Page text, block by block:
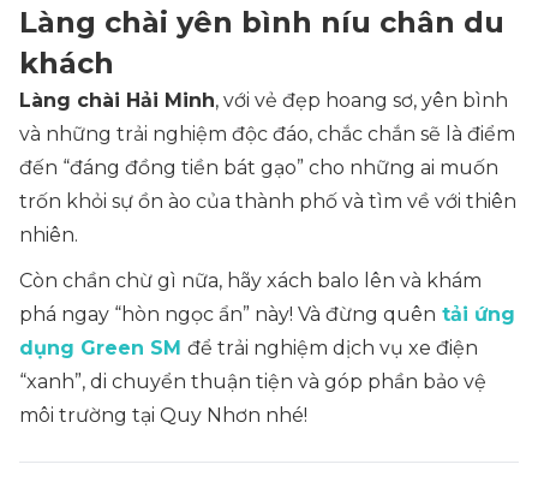
Làng chài yên bình níu chân du
khách
Làng chài Hải Minh, với vẻ đẹp hoang sơ, yên bình
và những trải nghiệm độc đáo, chắc chắn sẽ là điểm
đến “đáng đồng tiền bát gạo” cho những ai muốn
trốn khỏi sự ồn ào của thành phố và tìm về với thiên
nhiên.
Còn chần chừ gì nữa, hãy xách balo lên và khám
phá ngay “hòn ngọc ẩn” này! Và đừng quên tải ứng
dụng Green SM để trải nghiệm dịch vụ xe điện
“xanh”, di chuyển thuận tiện và góp phần bảo vệ
môi trường tại Quy Nhơn nhé!